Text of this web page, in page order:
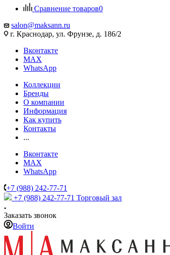
Сравнение товаров0
salon@maksann.ru
г. Краснодар, ул. Фрунзе, д. 186/2
Вконтакте
MAX
WhatsApp
Коллекции
Бренды
О компании
Информация
Как купить
Контакты
...
Вконтакте
MAX
WhatsApp
+7 (988) 242-77-71
+7 (988) 242-77-71 Торговый зал
Заказать звонок
Войти